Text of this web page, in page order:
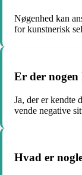
Nøgenhed kan
for kunstnerisk
Er der nogen
Ja, der er kendte
vende negative
Hvad er